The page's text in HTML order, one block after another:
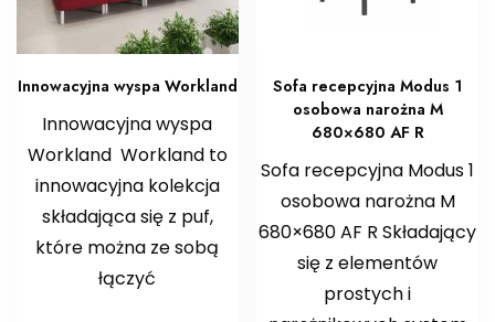
Innowacyjna wyspa Workland
Innowacyjna wyspa
Workland Workland to
innowacyjna kolekcja
składająca się z puf,
które można ze sobą
łączyć
Sofa recepcyjna Modus 1
osobowa narożna M
680×680 AF R
Sofa recepcyjna Modus 1
osobowa narożna M
680×680 AF R Składający
się z elementów
prostych i